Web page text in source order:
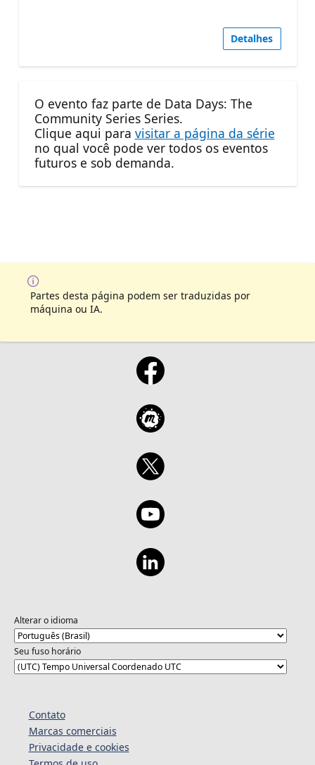
Detalhes
O evento faz parte de Data Days: The
Community Series Series.
Clique aqui para visitar a página da série
no qual você pode ver todos os eventos
futuros e sob demanda.
Partes desta página podem ser traduzidas por
máquina ou IA.
Alterar o idioma
Seu fuso horário
Contato
Marcas comerciais
Privacidade e cookies